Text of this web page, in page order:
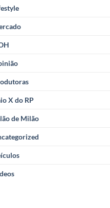
X do RP
de Milão